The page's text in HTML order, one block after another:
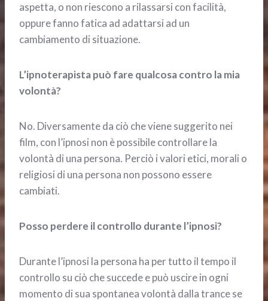
aspetta, o non riescono a rilassarsi con facilità,
oppure fanno fatica ad adattarsi ad un
cambiamento di situazione.
L’ipnoterapista può fare qualcosa contro la mia
volontà?
No. Diversamente da ciò che viene suggerito nei
film, con l’ipnosi non è possibile controllare la
volontà di una persona. Perciò i valori etici, morali o
religiosi di una persona non possono essere
cambiati.
Posso perdere il controllo durante l’ipnosi?
Durante l’ipnosi la persona ha per tutto il tempo il
controllo su ciò che succede e può uscire in ogni
momento di sua spontanea volontà dalla trance se